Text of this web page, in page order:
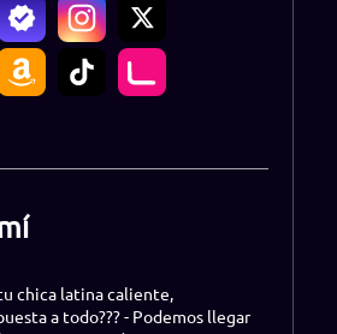
chica latina caliente,
a todo??? - Podemos llegar